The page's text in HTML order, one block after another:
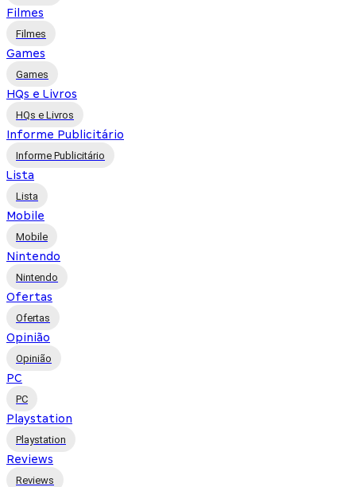
Filmes
Filmes
Games
Games
HQs e Livros
HQs e Livros
Informe Publicitário
Informe Publicitário
Lista
Lista
Mobile
Mobile
Nintendo
Nintendo
Ofertas
Ofertas
Opinião
Opinião
PC
PC
Playstation
Playstation
Reviews
Reviews